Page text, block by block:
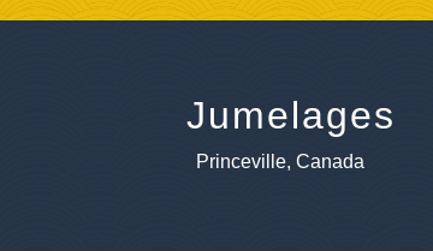
Jumelages
Princeville, Canada